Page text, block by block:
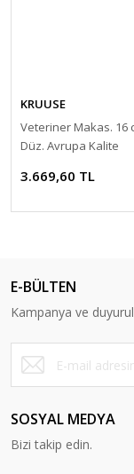
KRUUSE
Veteriner Makas. 16
Düz. Avrupa Kalite
3.669,60 TL
E-BÜLTEN
Kampanya ve
SOSYAL MEDYA
Bizi takip edin.